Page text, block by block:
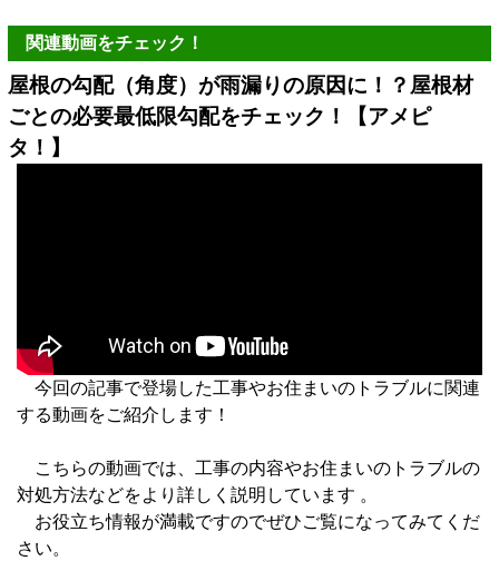
関連動画をチェック！
屋根の勾配（角度）が雨漏りの原因に！？屋根材
ごとの必要最低限勾配をチェック！【アメピ
タ！】
今回の記事で登場した工事やお住まいのトラブルに関連
する動画をご紹介します！
こちらの動画では、工事の内容やお住まいのトラブルの
対処方法などをより詳しく説明しています 。
お役立ち情報が満載ですのでぜひご覧になってみてくだ
さい。